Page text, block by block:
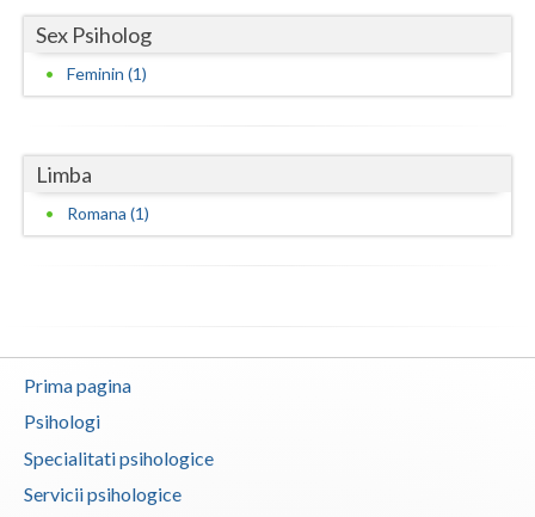
Neamt
Salaj
Satu-Mare
Teleorman
Timis
Tulcea
Sex Psiholog
Feminin (1)
Limba
Romana (1)
Prima pagina
Psihologi
Specialitati psihologice
Servicii psihologice